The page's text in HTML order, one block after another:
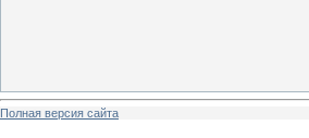
Полная версия сайта